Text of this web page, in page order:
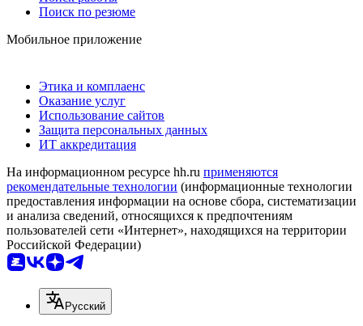
Поиск по резюме
Мобильное приложение
Этика и комплаенс
Оказание услуг
Использование сайтов
Защита персональных данных
ИТ аккредитация
На информационном ресурсе hh.ru применяются
рекомендательные технологии (информационные технологии
предоставления информации на основе сбора, систематизации
и анализа сведений, относящихся к предпочтениям
пользователей сети «Интернет», находящихся на территории
Российской Федерации)
Русский